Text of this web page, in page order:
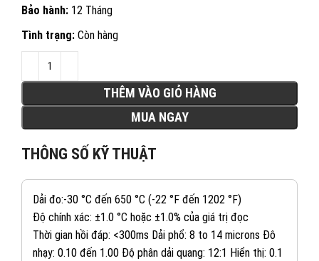
Bảo hành: 12 Tháng
Tình trạng: Còn hàng
THÊM VÀO GIỎ HÀNG
MUA NGAY
THÔNG SỐ KỸ THUẬT
Dải đo:-30 °C đến 650 °C (-22 °F đến 1202 °F)
Độ chính xác: ±1.0 °C hoặc ±1.0% của giá trị đọc
Thời gian hồi đáp: <300ms Dải phổ: 8 to 14 microns Đô
nhạy: 0.10 đến 1.00 Độ phân dải quang: 12:1 Hiển thị: 0.1